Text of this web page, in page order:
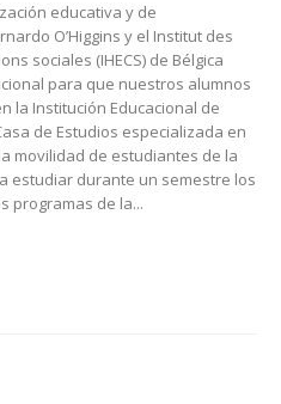
educativa y de
O’Higgins y el Institut des
sociales (IHECS) de Bélgica
para que nuestros alumnos
la Institución Educacional de
de Estudios especializada en
movilidad de estudiantes de la
estudiar durante un semestre los
programas de la...